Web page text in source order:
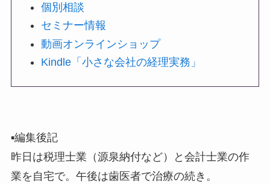
個別相談
セミナー情報
動画オンラインショップ
Kindle「小さな会社の経理実務」
▪️編集後記
昨日は税理士業（源泉納付など）と会計士業の作
業を自宅で。午後は歯医者で治療の続き。